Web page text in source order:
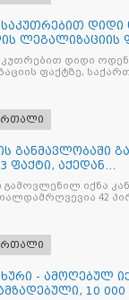
ლეგალიზაციის
პ
დიდი
ფაქტზე,
განმავლობაში
ფაქტი, აქედან
გამოვლენილ იქნა
42
- ამოღებულ
10 000